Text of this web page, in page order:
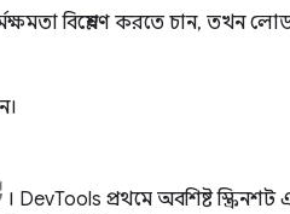
বিশ্লেষণ করতে চান, তখন
। DevTools প্রথমে অবশিষ্ট